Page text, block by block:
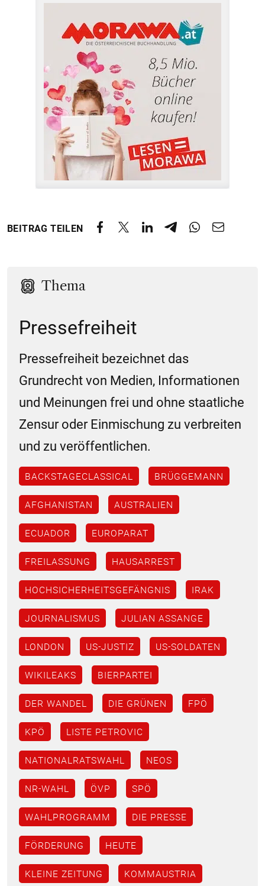
BEITRAG TEILEN
Thema
Pressefreiheit
Pressefreiheit bezeichnet das
Grundrecht von Medien, Informationen
und Meinungen frei und ohne staatliche
Zensur oder Einmischung zu verbreiten
und zu veröffentlichen.
BACKSTAGECLASSICAL BRÜGGEMANN
AFGHANISTAN AUSTRALIEN
ECUADOR EUROPARAT
FREILASSUNG HAUSARREST
HOCHSICHERHEITSGEFÄNGNIS IRAK
JOURNALISMUS JULIAN ASSANGE
LONDON US-JUSTIZ US-SOLDATEN
WIKILEAKS BIERPARTEI
DER WANDEL DIE GRÜNEN FPÖ
KPÖ LISTE PETROVIC
NATIONALRATSWAHL NEOS
NR-WAHL ÖVP SPÖ
WAHLPROGRAMM DIE PRESSE
FÖRDERUNG HEUTE
KLEINE ZEITUNG KOMMAUSTRIA